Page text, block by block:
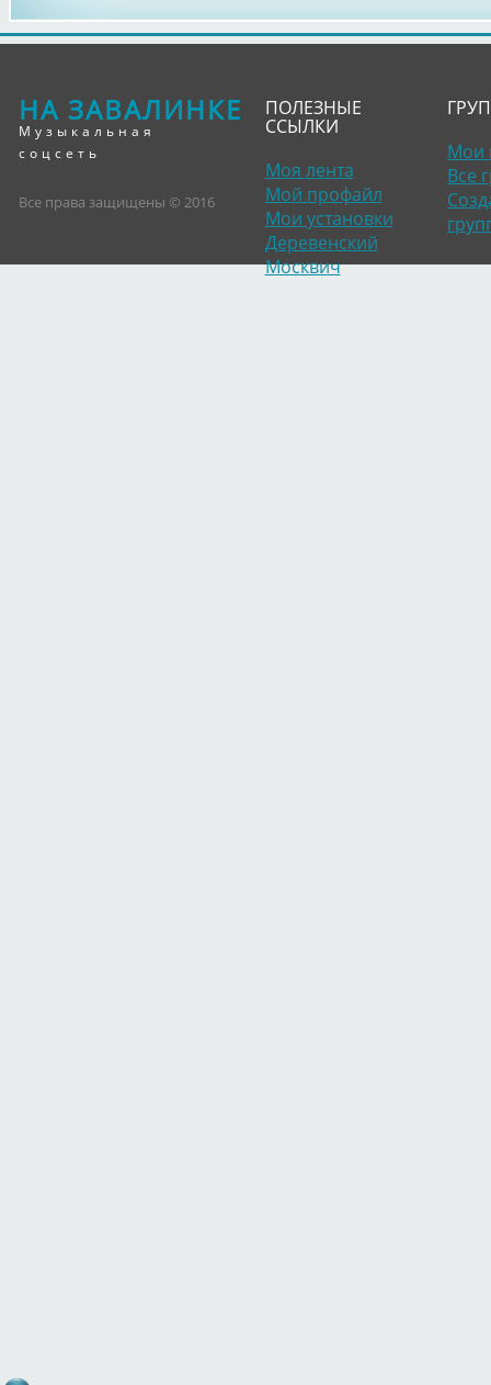
НА ЗАВАЛИНКЕ
Музыкальная
соцсеть
Все права защищены © 2016
ПОЛЕЗНЫЕ
ССЫЛКИ
Моя лента
Мой профайл
Мои установки
Деревенский
Москвич
Мои
Все